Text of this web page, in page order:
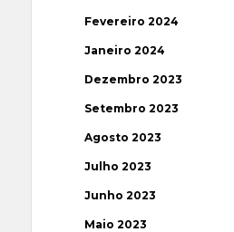
Fevereiro 2024
Janeiro 2024
Dezembro 2023
Setembro 2023
Agosto 2023
Julho 2023
Junho 2023
Maio 2023